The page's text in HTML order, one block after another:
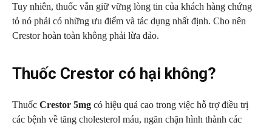
Tuy nhiên, thuốc vẫn giữ vững lòng tin của khách hàng chứng
tỏ nó phải có những ưu điểm và tác dụng nhất định. Cho nên
Crestor hoàn toàn không phải lừa đảo.
Thuốc Crestor có hại không?
Thuốc Crestor 5mg có hiệu quả cao trong việc hỗ trợ điều trị
các bệnh về tăng cholesterol máu, ngăn chặn hình thành các